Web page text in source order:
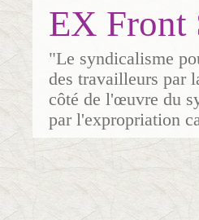
EX Front
"Le syndicalisme
des travailleurs par
côté de l'œuvre du
par l'expropriation